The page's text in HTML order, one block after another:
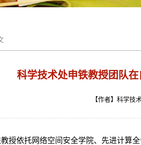
科学技术处申铁教授团队
【作者】科学
授依托网络空间安全学院、先进计算